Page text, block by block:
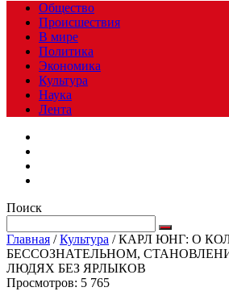
Общество
Происшествия
В мире
Политика
Экономика
Культура
Наука
Лента
Поиск
Главная /Культура /КАРЛ ЮНГ: О
БЕССОЗНАТЕЛЬНОМ,
ЛЮДЯХ БЕЗ ЯРЛЫКОВ
Просмотров: 5 765